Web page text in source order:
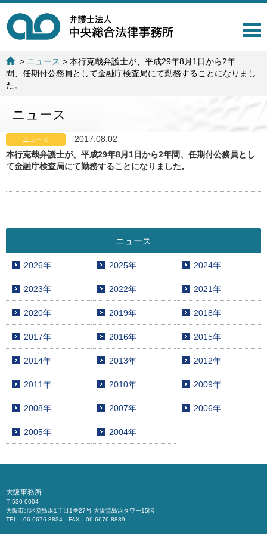
T
l
a
> ニュース >本行克哉弁護士が、平成29年8月1日から2年
間、任期付公務員として金融庁検査局にて勤務することになりまし
た。
ニュース
ニュース
2017.08.02
本行克哉弁護士が、平成29年8月1日から2年間、任期付公務員とし
て金融庁検査局にて勤務することになりました。
ニュース
2026年 2025年 2024年
2023年 2022年 2021年
2020年 2019年 2018年
2017年 2016年 2015年
2014年 2013年 2012年
2011年 2010年 2009年
2008年 2007年 2006年
2005年 2004年
大阪事務所
〒530-0004
大阪市北区堂島浜1丁目1番27号 大阪堂島浜タワー15階
TEL：06-6676-8834 FAX：06-6676-8839